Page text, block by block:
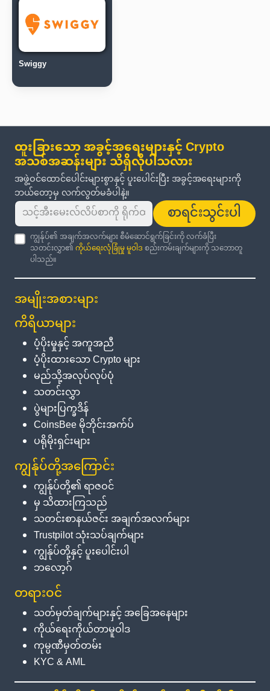
Swiggy
ထူးခြားသော အခွင့်အရေးများနှင့် Crypto
အသစ်အဆန်းများ သိရှိလိုပါသလား
အဖွဲ့ဝင်ထောင်ပေါင်းများစွာနှင့် ပူးပေါင်းပြီး အခွင့်အရေးများကို
ဘယ်တော့မှ လက်လွတ်မခံပါနဲ့။
စာရင်းသွင်းပါ
ကျွန်ုပ်၏ အချက်အလက်များ စီမံဆောင်ရွက်ခြင်းကို လက်ခံပြီး
သတင်းလွှာ၏ကိုယ်ရေးလုံခြုံမှု မူဝါဒစည်းကမ်းချက်များကို သဘောတူ
ပါသည်။
အမျိုးအစားများ
ကိရိယာများ
ပံ့ပိုးမှုနှင့် အကူအညီ
ပံ့ပိုးထားသော Crypto များ
မည်သို့အလုပ်လုပ်ပုံ
သတင်းလွှာ
ပွဲများပြက္ခဒိန်
CoinsBee မိုဘိုင်းအက်ပ်
ပရိုမိုးရှင်းများ
ကျွန်ုပ်တို့အကြောင်း
ကျွန်ုပ်တို့၏ ရာဇဝင်
မှ သိထားကြသည်
သတင်းစာနယ်ဇင်း အချက်အလက်များ
Trustpilot သုံးသပ်ချက်များ
ကျွန်ုပ်တို့နှင့် ပူးပေါင်းပါ
ဘလော့ဂ်
တရားဝင်
သတ်မှတ်ချက်များနှင့် အခြေအနေများ
ကိုယ်ရေးကိုယ်တာမူဝါဒ
ကုမ္ပဏီမှတ်တမ်း
KYC & AML